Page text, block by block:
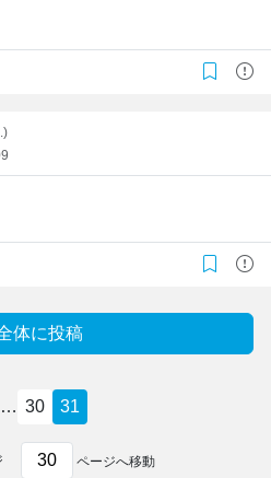
体に投稿
… 30 31
ページへ移動